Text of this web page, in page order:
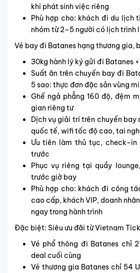
khi phát sinh việc riêng
Phù hợp cho: khách đi du lịch
nhóm từ 2–5 người có lịch trình
Vé bay đi Batanes hạng thương gia,
30kg hành lý ký gửi đi Batanes
Suất ăn trên chuyến bay đi
5 sao: thực đơn đặc sản vùng
Ghế ngả phẳng 160 độ, đệm
gian riêng tư
Dịch vụ giải trí trên chuyến bay
quốc tế, wifi tốc độ cao, tai
Ưu tiên làm thủ tục, check-in
trước
Phục vụ riêng tại quầy
trước giờ bay
Phù hợp cho: khách đi công
cao cấp, khách VIP, doanh
ngay trong hành trình
Đặc biệt: Siêu ưu đãi từ Vietnam
Vé phổ thông đi Batanes chỉ
deal cuối cùng
Vé thương gia Batanes chỉ 54